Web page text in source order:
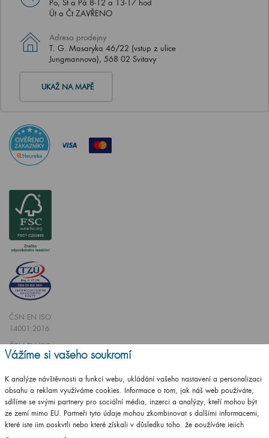
Po, St a Pá 8-12 a 13-17 hod
Út a Čt ZAVŘENO
Adresa prodejny
T. G. Masaryka 46/22 (vstup z ulice
Jungmannova), 568 02 Svitavy
UKAŽ NA MAPĚ
ČSN EN ISO
14001:2016
ČSN EN ISO
9001:2016
Vytvořilo studioCZECHGROUP.cz
Vážíme si vašeho soukromí
K analýze návštěvnosti a funkcí webu, ukládání vašeho nastavení a personalizaci
obsahu a reklam využíváme cookies. Informace o tom, jak náš web používáte,
sdílíme se svými partnery pro sociální média, inzerci a analýzy, kteří mohou být
ze zemí mimo EU. Partneři tyto údaje mohou zkombinovat s dalšími informacemi,
které jste jim poskytli nebo které získali v důsledku toho, že používáte jejich
služby.
Podrobné informace